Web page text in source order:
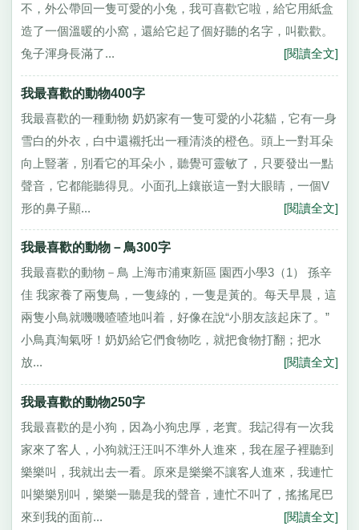
不，外公帶回一隻可愛的小兔，我可喜歡它啦，給它用紙盒
造了一個溫暖的小窩，還給它起了個好聽的名字，叫歡歡。
兔子渾身長滿了...
[閱讀全文]
我最喜歡的動物400字
我最喜歡的一種動物 奶奶家有一隻可愛的小花貓，它有一身
雪白的外衣，白中還襯托出一種清淡的橙色。頭上一對耳朵
向上豎著，別看它的耳朵小，聽覺可靈敏了，只要發出一點
聲音，它都能聽得見。小面孔上鑲嵌這一對大眼睛，一個V
形的鼻子顯...
[閱讀全文]
我最喜歡的動物－鳥300字
我最喜歡的動物－鳥 上海市浦東新區 園西小學3（1） 孫辛
佳 我家養了兩隻鳥，一隻綠的，一隻是黃的。每天早晨，這
兩隻小鳥就嘰嘰喳喳地叫着，好像在說“小朋友該起床了。”
小鳥真淘氣呀！奶奶給它們食物吃，就把食物打翻；把水
放...
[閱讀全文]
我最喜歡的動物250字
我最喜歡的是小狗，因為小狗忠厚，老實。我記得有一次我
家來了客人，小狗就汪汪叫不準外人進來，我在屋子裡聽到
樂樂叫，我就出去一看。原來是樂樂不讓客人進來，我連忙
叫樂樂別叫，樂樂一聽是我的聲音，連忙不叫了，搖搖尾巴
來到我的面前...
[閱讀全文]